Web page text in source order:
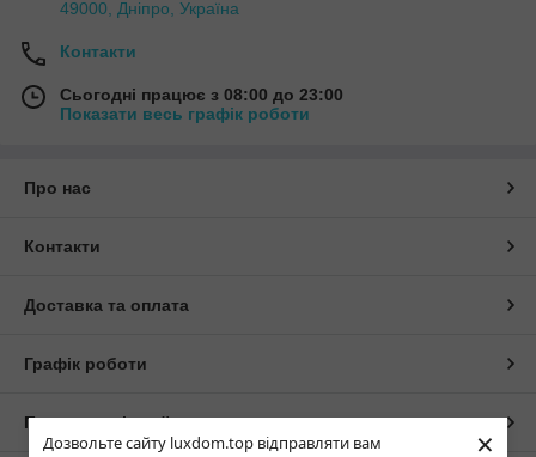
Дозвольте сайту luxdom.top відправляти вам
×
49000, Дніпро, Україна
Контакти
Сьогодні працює з 08:00 до 23:00
Показати весь графік роботи
Про нас
Контакти
Доставка та оплата
Графік роботи
Повна версія сайту